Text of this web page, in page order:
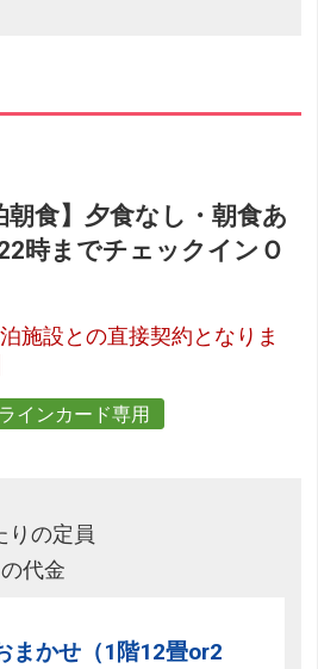
朝食】夕食なし・朝食あ
時までチェックインＯ
泊施設との直接契約となりま
インカード専用
りの定員
代金
まかせ（1階12畳or2